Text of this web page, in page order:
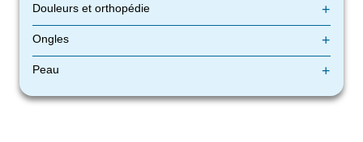
Douleurs et orthopédie
Corne, cors (durillons) et œils-de-perdrix
Douleurs : pieds, chevilles, jambes, genoux, hanches, bas du
dos
Douleurs aux orteils : pourquoi marcher devient inconfortable
Fasciite plantaire : causes, symptômes et traitements
Ongles
fongiques expliqués
L’ongle incarné: symptômes, causes et traitements
Peau
Champignons du pied : les différents types d’infections